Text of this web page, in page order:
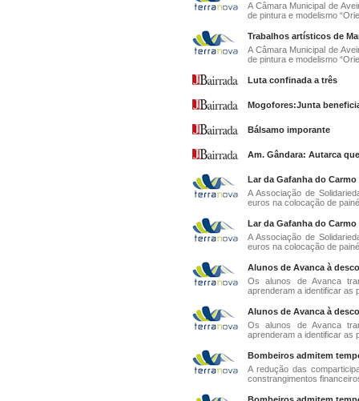
A Câmara Municipal de
de pintura e modelismo
Trabalhos artísticos de
A Câmara Municipal de
de pintura e modelismo
Luta confinada a três
Mogofores:Junta
Bálsamo imporante
Am. Gândara: Autarca
Lar da Gafanha do
A Associação de
euros na colocação de
Lar da Gafanha do
A Associação de
euros na colocação de
Alunos de Avanca à
Os alunos de Avanca
aprenderam a identificar as
Alunos de Avanca à
Os alunos de Avanca
aprenderam a identificar as
Bombeiros admitem
A redução das
constrangimentos